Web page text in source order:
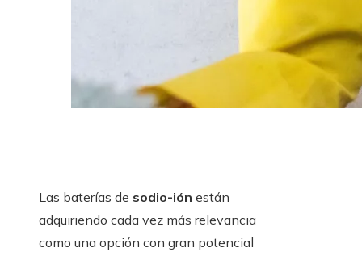
Las baterías de sodio-ión están
adquiriendo cada vez más relevancia
como una opción con gran potencial